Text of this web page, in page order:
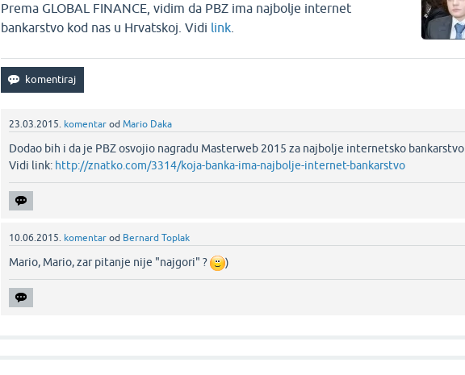
Prema GLOBAL FINANCE, vidim da PBZ ima najbolje internet
bankarstvo kod nas u Hrvatskoj. Vidi link
23.03.2015. komentar odMario Daka
Dodao bih i da je PBZ osvojio nagradu Masterweb 2015 za najbolje internetsko bankarstvo.
Vidi link: http://znatko.com/3314/koja-banka-ima-najbolje-internet-bankarstvo
10.06.2015. komentar od Bernard Toplak
Mario, Mario, zar pitanje nije "najgori" ? )‌